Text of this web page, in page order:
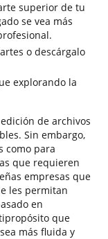
superior de tu
se vea más
o descárgalo
explorando la
de archivos
Sin embargo,
como para
que requieren
empresas que
les permitan
en
que
más fluida y